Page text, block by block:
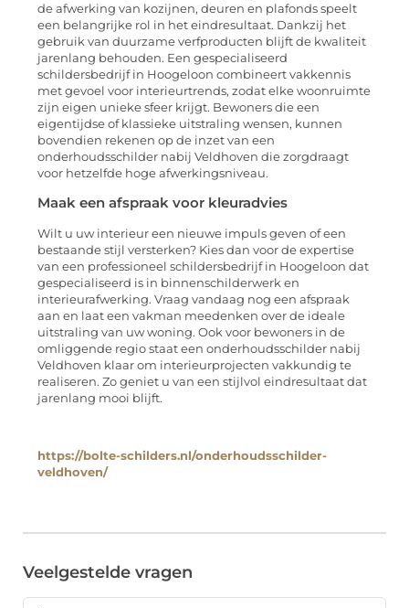
de afwerking van kozijnen, deuren en plafonds speelt
een belangrijke rol in het eindresultaat. Dankzij het
gebruik van duurzame verfproducten blijft de kwaliteit
jarenlang behouden. Een gespecialiseerd
schildersbedrijf in Hoogeloon combineert vakkennis
met gevoel voor interieurtrends, zodat elke woonruimte
zijn eigen unieke sfeer krijgt. Bewoners die een
eigentijdse of klassieke uitstraling wensen, kunnen
bovendien rekenen op de inzet van een
onderhoudsschilder nabij Veldhoven die zorgdraagt
voor hetzelfde hoge afwerkingsniveau.
Maak een afspraak voor kleuradvies
Wilt u uw interieur een nieuwe impuls geven of een
bestaande stijl versterken? Kies dan voor de expertise
van een professioneel schildersbedrijf in Hoogeloon dat
gespecialiseerd is in binnenschilderwerk en
interieurafwerking. Vraag vandaag nog een afspraak
aan en laat een vakman meedenken over de ideale
uitstraling van uw woning. Ook voor bewoners in de
omliggende regio staat een onderhoudsschilder nabij
Veldhoven klaar om interieurprojecten vakkundig te
realiseren. Zo geniet u van een stijlvol eindresultaat dat
jarenlang mooi blijft.
https://bolte-schilders.nl/onderhoudsschilder-
veldhoven/
Veelgestelde vragen